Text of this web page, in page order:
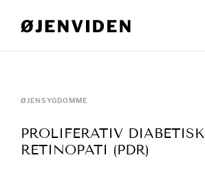
ØJENSYGDOMME
PROLIFERATIV DIABETISK
RETINOPATI (PDR)